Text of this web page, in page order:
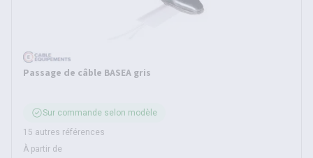
Passage de câble BASEA gris
Sur commande selon modèle
15 autres références
À partir de